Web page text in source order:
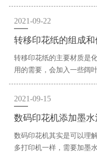
2021-09-22
转移印花纸的组成
转移印花纸的主要材质是
用的需要，会加入一些阔叶
2021-09-15
数码印花机添加墨
数码印花机其实是可以理
多打印机一样，需要加墨水